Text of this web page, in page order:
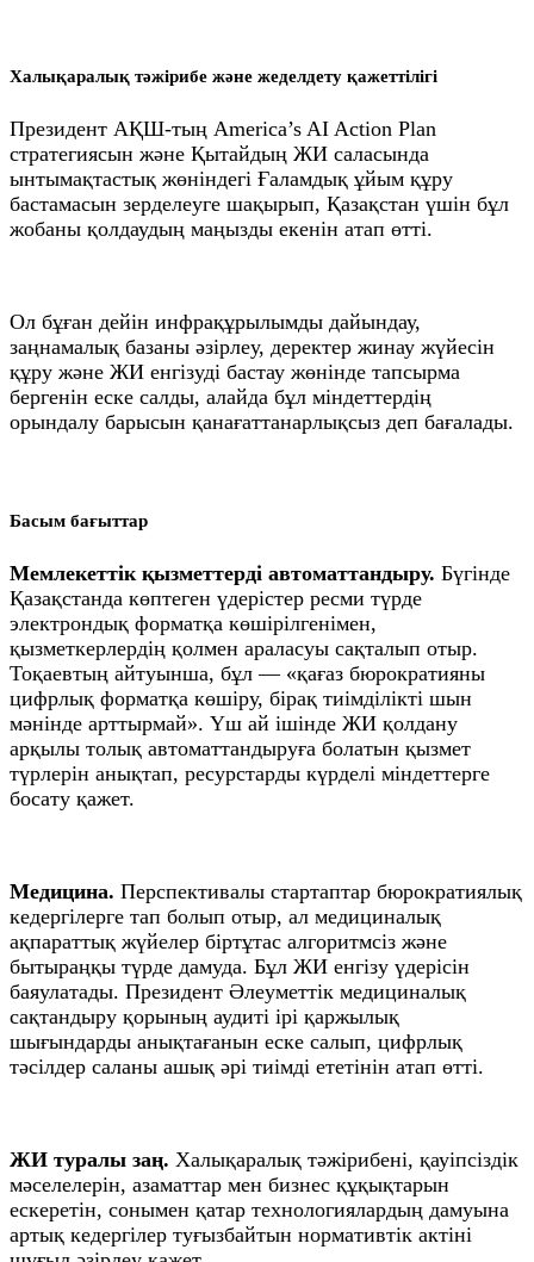
Халықаралық тәжірибе және жеделдету қажеттілігі
Президент АҚШ-тың America’s AI Action Plan
стратегиясын және Қытайдың ЖИ саласында
ынтымақтастық жөніндегі Ғаламдық ұйым құру
бастамасын зерделеуге шақырып, Қазақстан үшін бұл
жобаны қолдаудың маңызды екенін атап өтті.
Ол бұған дейін инфрақұрылымды дайындау,
заңнамалық базаны әзірлеу, деректер жинау жүйесін
құру және ЖИ енгізуді бастау жөнінде тапсырма
бергенін еске салды, алайда бұл міндеттердің
орындалу барысын қанағаттанарлықсыз деп бағалады.
Басым бағыттар
Мемлекеттік қызметтерді автоматтандыру. Бүгінде
Қазақстанда көптеген үдерістер ресми түрде
электрондық форматқа көшірілгенімен,
қызметкерлердің қолмен араласуы сақталып отыр.
Тоқаевтың айтуынша, бұл — «қағаз бюрократияны
цифрлық форматқа көшіру, бірақ тиімділікті шын
мәнінде арттырмай». Үш ай ішінде ЖИ қолдану
арқылы толық автоматтандыруға болатын қызмет
түрлерін анықтап, ресурстарды күрделі міндеттерге
босату қажет.
Медицина. Перспективалы стартаптар бюрократиялық
кедергілерге тап болып отыр, ал медициналық
ақпараттық жүйелер біртұтас алгоритмсіз және
бытыраңқы түрде дамуда. Бұл ЖИ енгізу үдерісін
баяулатады. Президент Әлеуметтік медициналық
сақтандыру қорының аудиті ірі қаржылық
шығындарды анықтағанын еске салып, цифрлық
тәсілдер саланы ашық әрі тиімді ететінін атап өтті.
ЖИ туралы заң. Халықаралық тәжірибені, қауіпсіздік
мәселелерін, азаматтар мен бизнес құқықтарын
ескеретін, сонымен қатар технологиялардың дамуына
артық кедергілер туғызбайтын нормативтік актіні